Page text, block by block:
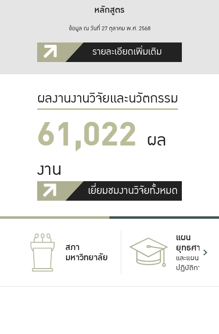
หลักสูตร
ข้อมูล ณ วันที่ 27 ตุลาคม พ.ศ. 2568
รายละเอียดเพิ่มเติม
ผลงานงานวิจัยและนวัตกรรม
61,022 ผล
งาน
เยี่ยมชมงานวิจัยทั้งหมด
สภา
มหาวิทยาลัย
แผน
ยุทธศาสตร์
และแผน
ปฏิบัติการ